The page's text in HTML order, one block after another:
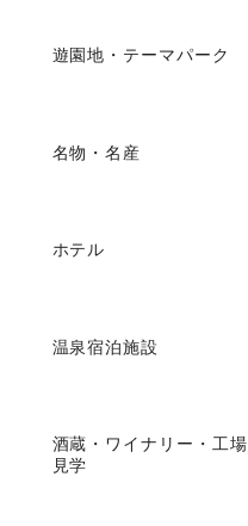
遊園地・テーマパーク
名物・名産
ホテル
温泉宿泊施設
酒蔵・ワイナリー・工場
見学